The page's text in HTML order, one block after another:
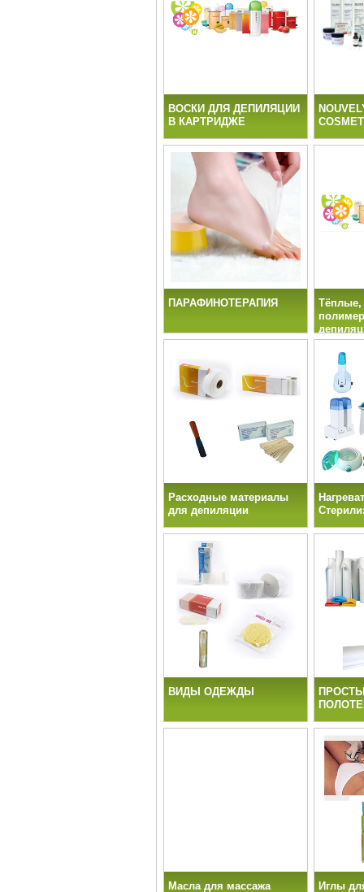
ВОСКИ ДЛЯ ДЕПИЛЯЦИИ
В КАРТРИДЖЕ
ПАРАФИНОТЕРАПИЯ
Тёплые,
Расходные материалы
для депиляции
ВИДЫ ОДЕЖДЫ
Масла для массажа Иглы